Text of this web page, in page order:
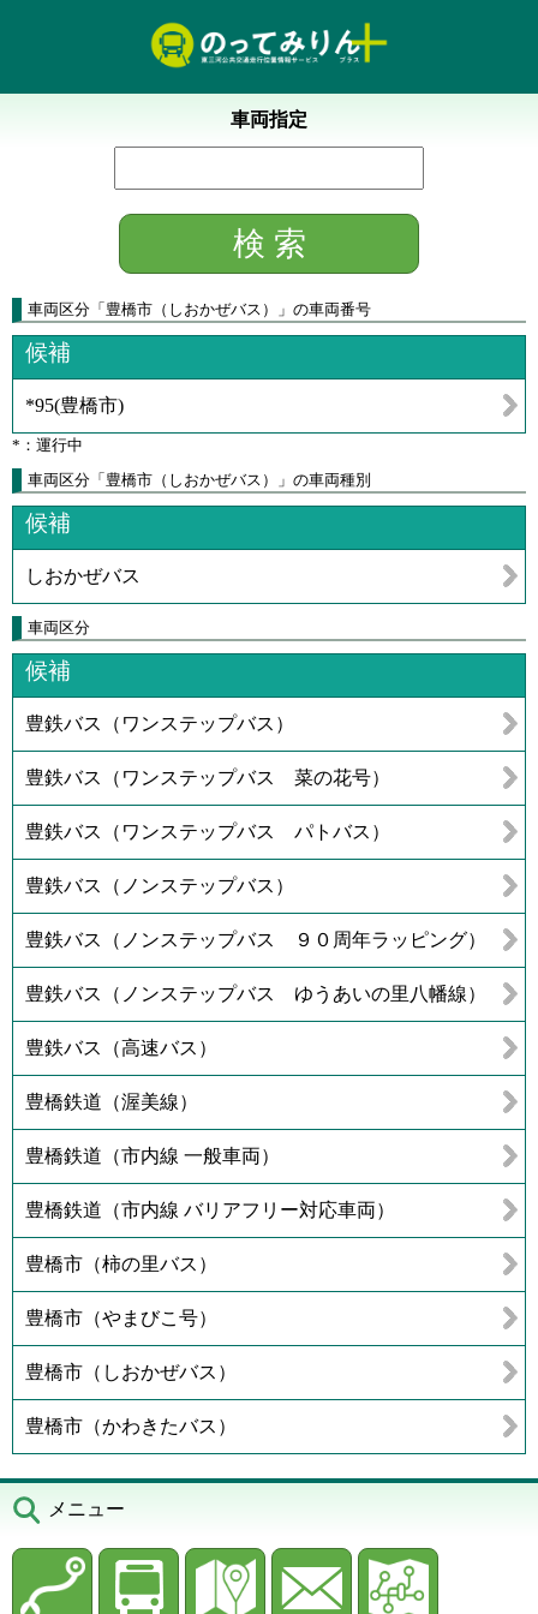
車両指定
車両区分 「 豊橋市（しおかぜバス） 」 の車両番号
候補
*95(豊橋市)
*：運行中
車両区分「豊橋市（しおかぜバス）」の車両種別
候補
しおかぜバス
車両区分
候補
豊鉄バス（ワンステップバス）
豊鉄バス（ワンステップバス 菜の花号）
豊鉄バス（ワンステップバス パトバス）
豊鉄バス（ノンステップバス）
豊鉄バス（ノンステップバス ９０周年ラッピング）
豊鉄バス（ノンステップバス ゆうあいの里八幡線）
豊鉄バス（高速バス）
豊橋鉄道（渥美線）
豊橋鉄道（市内線 一般車両）
豊橋鉄道（市内線 バリアフリー対応車両）
豊橋市（柿の里バス）
豊橋市（やまびこ号）
豊橋市（しおかぜバス）
豊橋市（かわきたバス）
メニュー